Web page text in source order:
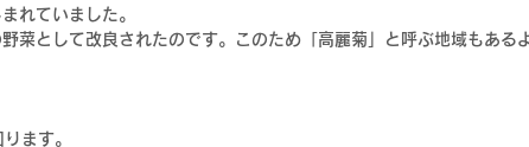
れていました。
菜として改良されたのです。このため「高麗菊」と呼ぶ地域もある
ます。